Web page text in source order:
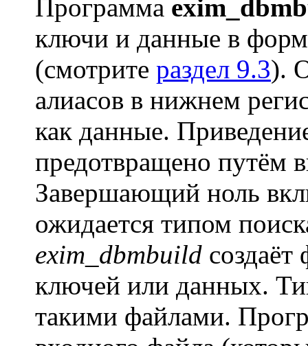
Программа
ключи и данные в
(смотрите раздел 9.3).
алиасов в нижнем
как данные.
предотвращено путём
Завершающий ноль
ожидается типом
exim_dbmbuild
ключей или данных.
такими файлами.